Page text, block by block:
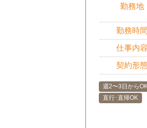
勤務地
勤務時間
仕事内容
契約形
週2〜3日からOK
直行･直帰OK